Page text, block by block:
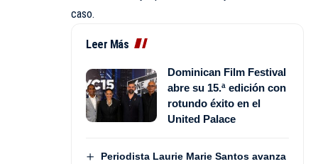
caso.
Leer Más
Dominican Film Festival
abre su 15.ª edición con
rotundo éxito en el
United Palace
Periodista Laurie Marie Santos avanza